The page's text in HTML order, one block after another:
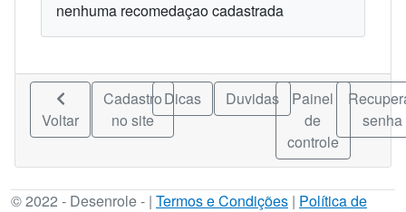
nenhuma recomedaçao cadastrada
Voltar
Cadastro
no site
Dicas Duvidas
Painel
de
controle
senha
© 2022 - Desenrole - | Termos e Condições | Política de